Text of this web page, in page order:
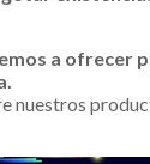
a ofrecer
nuestros